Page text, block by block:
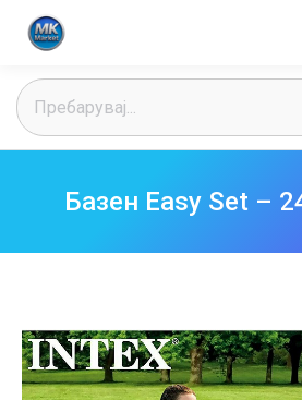
Search:
Базен Easy Set –